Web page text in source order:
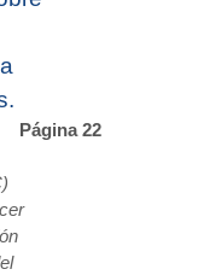
Página 22